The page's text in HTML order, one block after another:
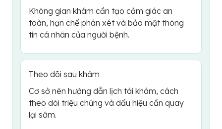
Không gian khám cần tạo cảm giác an
toàn, hạn chế phán xét và bảo mật thông
tin cá nhân của người bệnh.
Theo dõi sau khám
Cơ sở nên hướng dẫn lịch tái khám, cách
theo dõi triệu chứng và dấu hiệu cần quay
lại sớm.